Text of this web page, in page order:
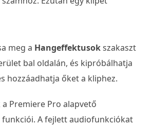
meg a Hangeffektusokszakaszt
bal oldalán, és kipróbálhatja
hozzáadhatja őket a kliphez.
Premiere Pro alapvető
funkciói. A fejlett audiofunkciókat